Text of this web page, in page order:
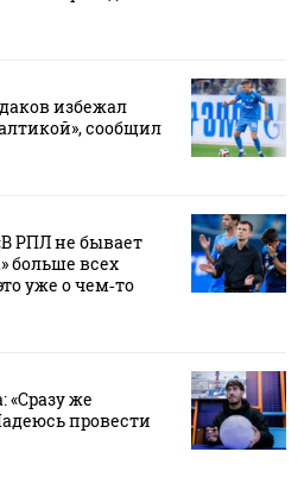
избежал
сообщил
РПЛ не бывает
больше всех
уже о чем‑то
«Сразу же
провести